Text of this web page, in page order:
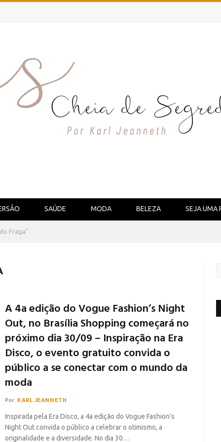
SAÚDE MODA BELEZA SEJA UMA
Fraga"
A 4a edição do Vogue Fashion’s Night
Out, no Brasília Shopping começará no
próximo dia 30/09 – Inspiração na Era
Disco, o evento gratuito convida o
público a se conectar com o mundo da
moda
Por KARL JEANNETH
Inspirada pela Era Disco, a 4a edição do Vogue Fashion’s
Night Out convida o público a celebrar o otimismo, a
originalidade e a diversidade. No dia 30…